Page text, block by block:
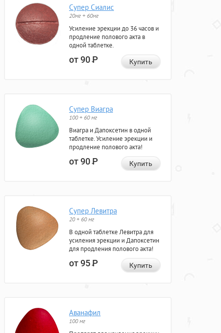
Супер Сиалис
20мг + 60мг
Усиление эрекции до 36 часов и
продление полового акта в
одной таблетке.
от 90Р Купить
Супер Виагра
100 + 60 мг
Виагра и Дапоксетин в одной
таблетке. Усиление эрекции и
продление полового акта!
от 90Р Купить
Супер Левитра
20 + 60 мг
В одной таблетке Левитра для
усиления эрекции и Дапоксетин
для продления полового акта!
от 95Р Купить
Аванафил
100 мг